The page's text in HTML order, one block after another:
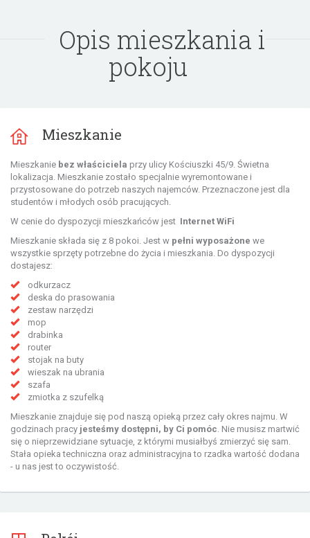
Opis mieszkania i
pokoju
Mieszkanie
Mieszkanie bez właściciela przy ulicy Kościuszki 45/9. Świetna
lokalizacja. Mieszkanie zostało specjalnie wyremontowane i
przystosowane do potrzeb naszych najemców. Przeznaczone jest dla
studentów i młodych osób pracujących.
W cenie do dyspozycji mieszkańców jest Internet WiFi
Mieszkanie składa się z 8 pokoi. Jest w pełni wyposażone we
wszystkie sprzęty potrzebne do życia i mieszkania. Do dyspozycji
dostajesz:
odkurzacz
deska do prasowania
zestaw narzędzi
mop
drabinka
router
stojak na buty
wieszak na ubrania
szafa
zmiotka z szufelką
Mieszkanie znajduje się pod naszą opieką przez cały okres najmu. W
godzinach pracy jesteśmy dostępni, by Ci pomóc . Nie musisz martwić
się o nieprzewidziane sytuacje, z którymi musiałbyś zmierzyć się sam.
Stała opieka techniczna oraz administracyjna to rzadka wartość dodana
- u nas jest to oczywistość.